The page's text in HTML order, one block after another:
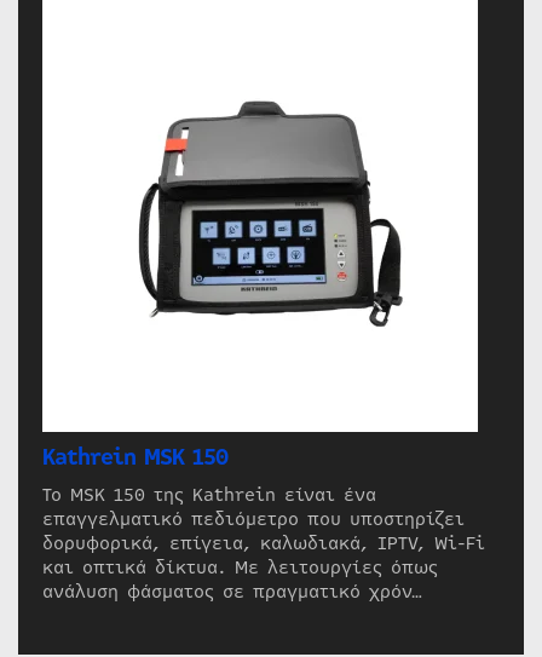
Kathrein MSK 150
Το MSK 150 της Kathrein είναι ένα
επαγγελματικό πεδιόμετρο που υποστηρίζει
δορυφορικά, επίγεια, καλωδιακά, IPTV, Wi-Fi
και οπτικά δίκτυα. Με λειτουργίες όπως
ανάλυση φάσματος σε πραγματικό χρόν…